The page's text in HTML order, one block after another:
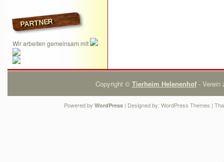
PARTNER
Wir arbeiten gemeinsam mit
Copyright © Tierheim Helenenhof- Verein
Powered by WordPress | Designed by: WordPress Themes |